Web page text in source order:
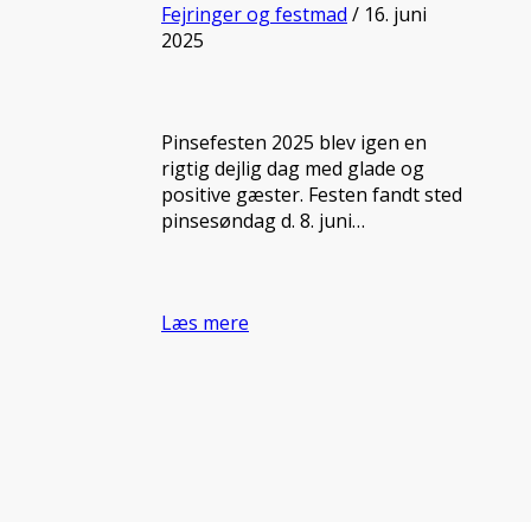
Fejringer og festmad / 16. juni
2025
Pinsefesten 2025 blev igen en
rigtig dejlig dag med glade og
positive gæster. Festen fandt sted
pinsesøndag d. 8. juni…
Læs mere